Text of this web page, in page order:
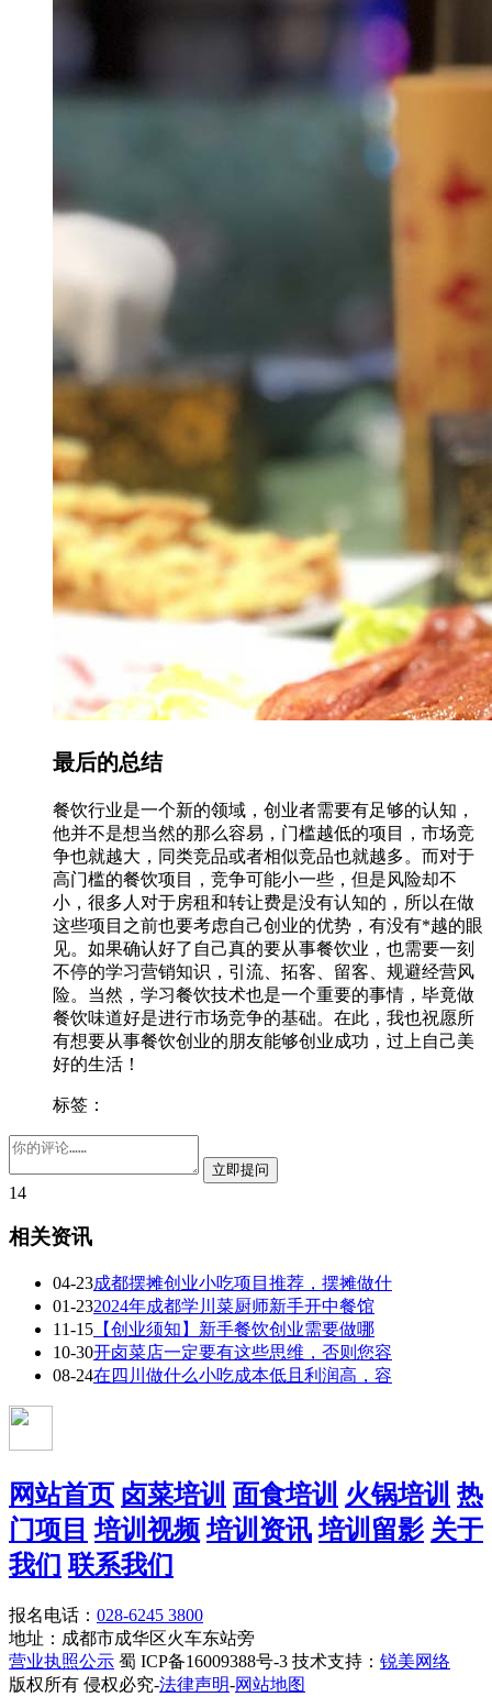
最后的总结
餐饮行业是一个新的领域，创业者需要有足够的认知，
他并不是想当然的那么容易，门槛越低的项目，市场竞
争也就越大，同类竞品或者相似竞品也就越多。而对于
高门槛的餐饮项目，竞争可能小一些，但是风险却不
小，很多人对于房租和转让费是没有认知的，所以在做
这些项目之前也要考虑自己创业的优势，有没有*越的眼
见。如果确认好了自己真的要从事餐饮业，也需要一刻
不停的学习营销知识，引流、拓客、留客、规避经营风
险。当然，学习餐饮技术也是一个重要的事情，毕竟做
餐饮味道好是进行市场竞争的基础。在此，我也祝愿所
有想要从事餐饮创业的朋友能够创业成功，过上自己美
好的生活！
标签：
14
相关资讯
04-23成都摆摊创业小吃项目推荐，摆摊做什
01-232024年成都学川菜厨师新手开中餐馆
11-15 【创业须知】新手餐饮创业需要做哪
10-30开卤菜店一定要有这些思维，否则您容
08-24在四川做什么小吃成本低且利润高，容
网站首页 卤菜培训 面食培训 火锅培训 热
门项目 培训视频 培训资讯 培训留影 关于
我们 联系我们
报名电话： 028-6245 3800
地址：成都市成华区火车东站旁
营业执照公示 蜀 ICP备16009388号-3 技术支持： 锐美网络
版权所有 侵权必究-法律声明-网站地图